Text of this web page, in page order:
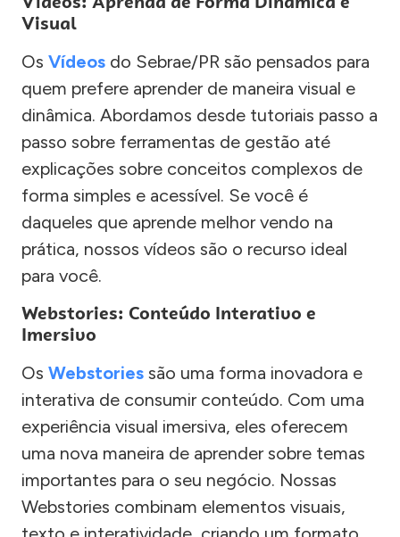
Visual
Os Vídeos do Sebrae/PR são pensados para
quem prefere aprender de maneira visual e
dinâmica. Abordamos desde tutoriais passo a
passo sobre ferramentas de gestão até
explicações sobre conceitos complexos de
forma simples e acessível. Se você é
daqueles que aprende melhor vendo na
prática, nossos vídeos são o recurso ideal
para você.
Webstories: Conteúdo Interativo e
Imersivo
Os Webstories são uma forma inovadora e
interativa de consumir conteúdo. Com uma
experiência visual imersiva, eles oferecem
uma nova maneira de aprender sobre temas
importantes para o seu negócio. Nossas
Webstories combinam elementos visuais,